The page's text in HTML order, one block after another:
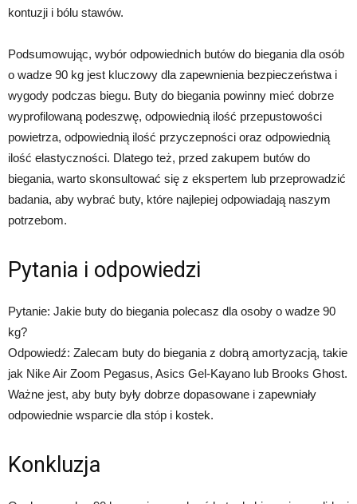
kontuzji i bólu stawów.
Podsumowując, wybór odpowiednich butów do biegania dla osób
o wadze 90 kg jest kluczowy dla zapewnienia bezpieczeństwa i
wygody podczas biegu. Buty do biegania powinny mieć dobrze
wyprofilowaną podeszwę, odpowiednią ilość przepustowości
powietrza, odpowiednią ilość przyczepności oraz odpowiednią
ilość elastyczności. Dlatego też, przed zakupem butów do
biegania, warto skonsultować się z ekspertem lub przeprowadzić
badania, aby wybrać buty, które najlepiej odpowiadają naszym
potrzebom.
Pytania i odpowiedzi
Pytanie: Jakie buty do biegania polecasz dla osoby o wadze 90
kg?
Odpowiedź: Zalecam buty do biegania z dobrą amortyzacją, takie
jak Nike Air Zoom Pegasus, Asics Gel-Kayano lub Brooks Ghost.
Ważne jest, aby buty były dobrze dopasowane i zapewniały
odpowiednie wsparcie dla stóp i kostek.
Konkluzja